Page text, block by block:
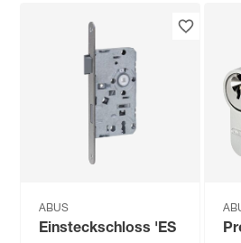
ABUS
Einsteckschloss 'ES